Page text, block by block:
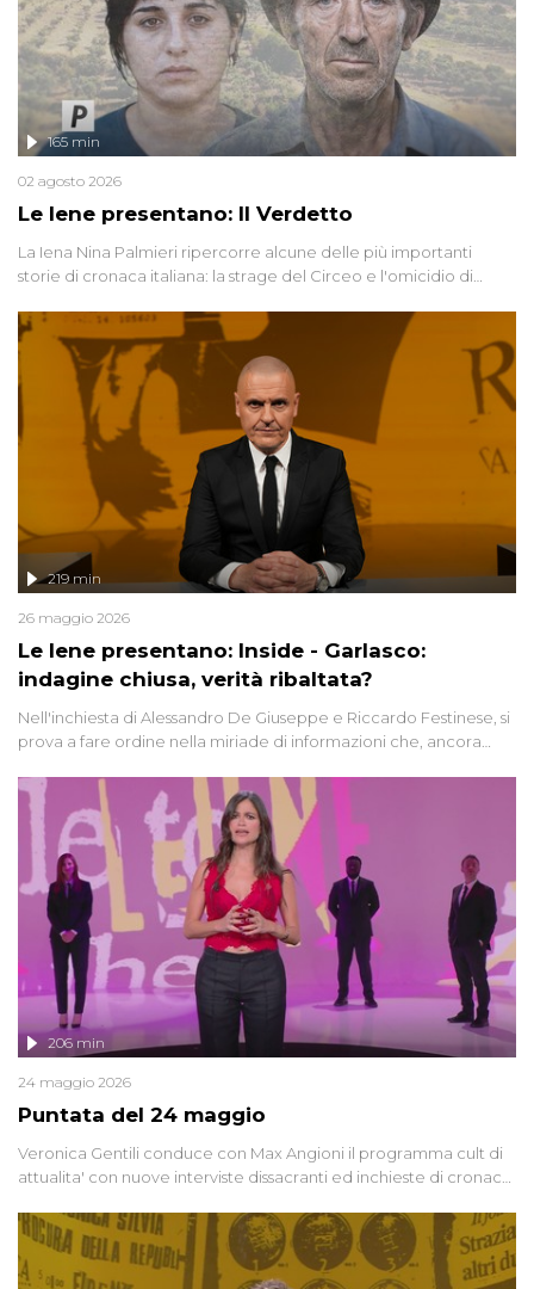
Le Iene presentano: Il Verdetto
165 min
02 agosto 2026
La Iena Nina Palmieri ripercorre alcune delle più importanti
storie di cronaca italiana: la strage del Circeo e l'omicidio di
Le Iene presentano: Inside - Garlasco:
indagine chiusa, verità ribaltata?
219 min
26 maggio 2026
Nell'inchiesta di Alessandro De Giuseppe e Riccardo Festinese, si
prova a fare ordine nella miriade di informazioni che, ancora
giudiziarie più discusse degli ultimi anni. Lo speciale ricostruisce la
vicenda mettendo in fila testimonianze, errori, dettagli
controversi e i protagonisti di un'indagine che sembra non avere
fine.
Puntata del 24 maggio
206 min
24 maggio 2026
Veronica Gentili conduce con Max Angioni il programma cult di
attualita' con nuove interviste dissacranti ed inchieste di cronaca